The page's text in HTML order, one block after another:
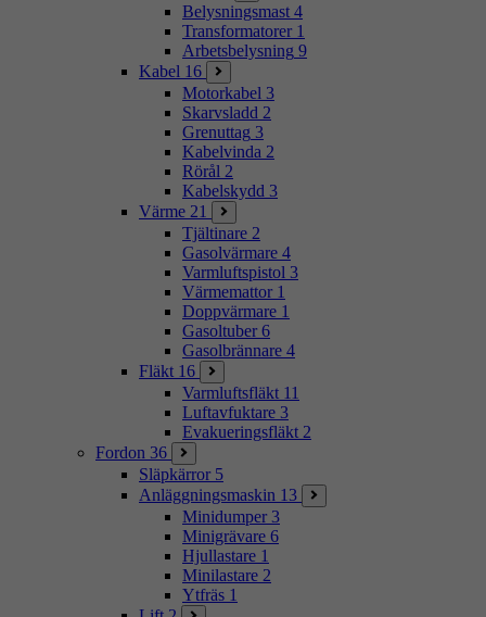
Belysningsmast 4
Transformatorer 1
Arbetsbelysning 9
Kabel 16
Motorkabel 3
Skarvsladd 2
Grenuttag 3
Kabelvinda 2
Rörål 2
Kabelskydd 3
Värme 21
Tjältinare 2
Gasolvärmare 4
Varmluftspistol 3
Värmemattor 1
Doppvärmare 1
Gasoltuber 6
Gasolbrännare 4
Fläkt 16
Varmluftsfläkt 11
Luftavfuktare 3
Evakueringsfläkt 2
Fordon 36
Släpkärror 5
Anläggningsmaskin 13
Minidumper 3
Minigrävare 6
Hjullastare 1
Minilastare 2
Ytfräs 1